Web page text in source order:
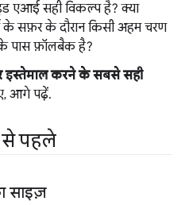
एआई सही विकल्प है? क्या
के सफ़र के दौरान किसी अहम चरण
पास फ़ॉलबैक है?
इस्तेमाल करने के सबसे सही
आगे पढ़ें.
से पहले
साइज़